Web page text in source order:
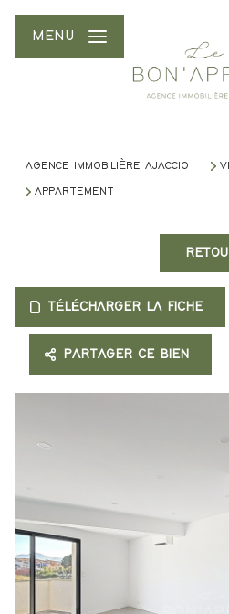
MENU
AGENCE IMMOBILIÈRE AJACCIO
APPARTEMENT
TÉLÉCHARGER LA FICHE
PARTAGER CE BIEN